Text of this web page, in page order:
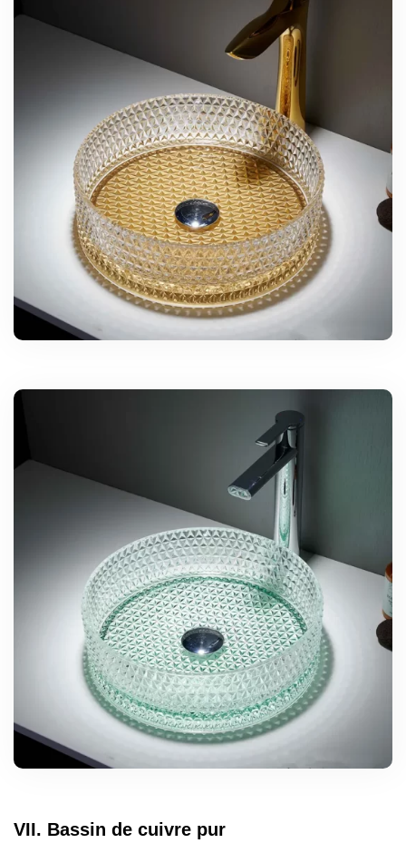
VII. Bassin de cuivre pur